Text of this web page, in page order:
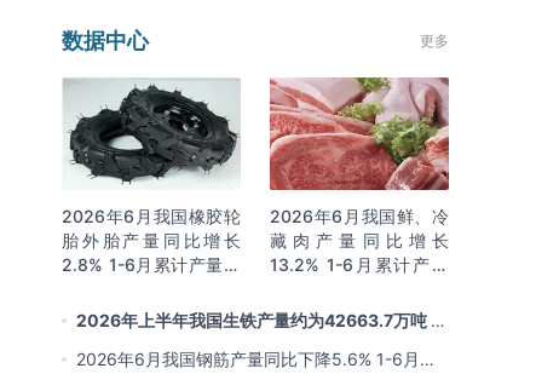
数据中心 更多
2026年6月我国橡胶轮
胎外胎产量同比增长
2.8% 1-6月累计产量同
2026年6月我国鲜、冷
藏肉产量同比增长
13.2% 1-6月累计产量
2026年上半年我国生铁产量约为42663.7万吨 同
比下降2.8% 其中河北产量占比22.7%排名第一
2026年6月我国钢筋产量同比下降5.6% 1-6月累